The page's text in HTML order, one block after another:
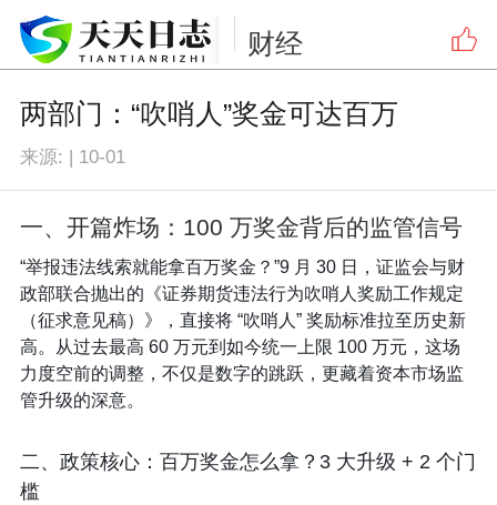
财经
两部门：“吹哨人”奖金可达百万
来源: | 10-01
一、开篇炸场：100 万奖金背后的监管信号​
“举报违法线索就能拿百万奖金？”9 月 30 日，证监会与财
政部联合抛出的《证券期货违法行为吹哨人奖励工作规定
（征求意见稿）》，直接将 “吹哨人” 奖励标准拉至历史新
高。从过去最高 60 万元到如今统一上限 100 万元，这场
力度空前的调整，不仅是数字的跳跃，更藏着资本市场监
管升级的深意。​
二、政策核心：百万奖金怎么拿？3 大升级 + 2 个门
槛​